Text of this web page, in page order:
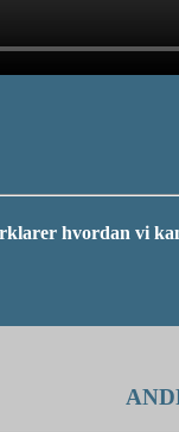
hvordan vi